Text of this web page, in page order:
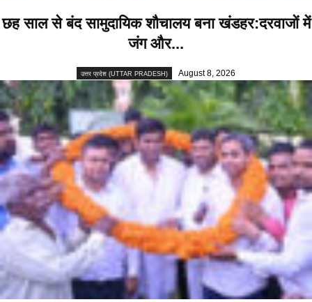
छह साल से बंद सामुदायिक शौचालय बना खंडहर:दरवाजों में
जंग और...
उत्तर प्रदेश (UTTAR PRADESH) August 8, 2026